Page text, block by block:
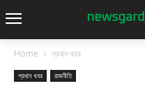
Home প্রধান খবর
প্রধান খবর রাজনীতি